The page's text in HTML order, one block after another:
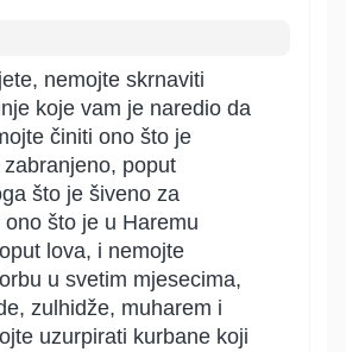
nemojte skrnaviti
koje vam je naredio da
činiti ono što je
poput
što je šiveno za
što je u Haremu
lova, i nemojte
u svetim mjesecima,
zulhidže, muharem i
uzurpirati kurbane koji